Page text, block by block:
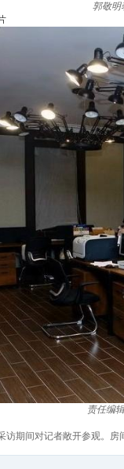
郭敬明
责任编
访期间对记者敞开参观。